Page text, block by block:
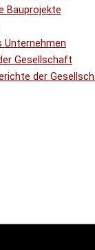
Bauprojekte
Unternehmen
Gesellschaft
der